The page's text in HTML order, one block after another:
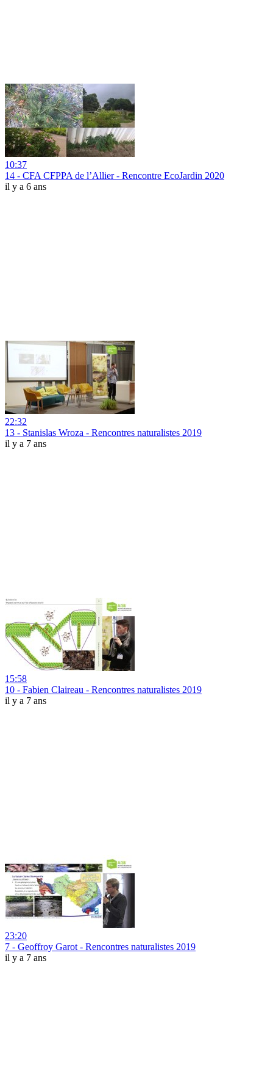
10:37
14 - CFA CFPPA de l’Allier - Rencontre EcoJardin 2020
il y a 6 ans
22:32
13 - Stanislas Wroza - Rencontres naturalistes 2019
il y a 7 ans
15:58
10 - Fabien Claireau - Rencontres naturalistes 2019
il y a 7 ans
23:20
7 - Geoffroy Garot - Rencontres naturalistes 2019
il y a 7 ans